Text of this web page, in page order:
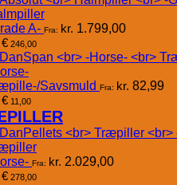
A- Fra: kr. 1.799,00
€ 246,00
Savsmuld Fra: kr. 82,99
€ 11,00
Fra: kr. 2.029,00
€ 278,00